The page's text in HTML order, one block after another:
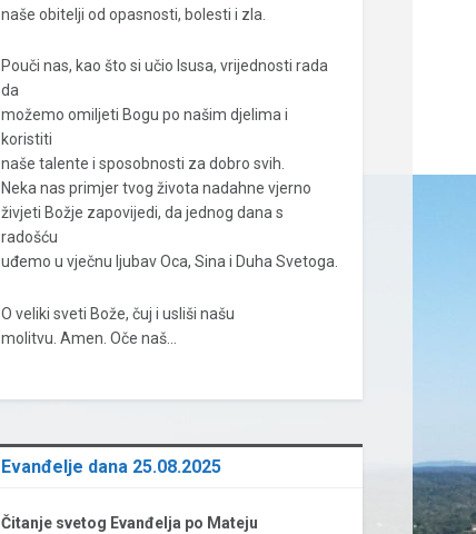
naše obitelji od opasnosti, bolesti i zla.
Pouči nas, kao što si učio Isusa, vrijednosti rada
da
možemo omiljeti Bogu po našim djelima i
koristiti
naše talente i sposobnosti za dobro svih.
Neka nas primjer tvog života nadahne vjerno
živjeti Božje zapovijedi, da jednog dana s
radošću
uđemo u vječnu ljubav Oca, Sina i Duha Svetoga.
O veliki sveti Bože, čuj i usliši našu
molitvu. Amen. Oče naš…
Evanđelje dana 25.08.2025
Čitanje svetog Evanđelja po Mateju